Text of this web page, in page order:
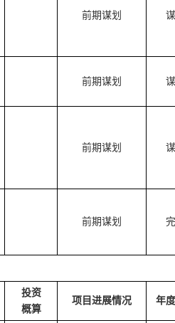
前期谋划
前期谋划
前期谋划
前期谋划
投资
概算
项目进展情况 年